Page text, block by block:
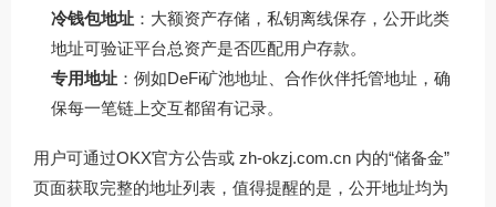
冷钱包地址 ：大额资产存储，私钥离线保存，公开此类
地址可验证平台总资产是否匹配用户存款。
专用地址 ：例如DeFi矿池地址、合作伙伴托管地址，确
保每一笔链上交互都留有记录。
用户可通过OKX官方公告或 zh-okzj.com.cn 内的“储备金”
页面获取完整的地址列表，值得提醒的是，公开地址均为